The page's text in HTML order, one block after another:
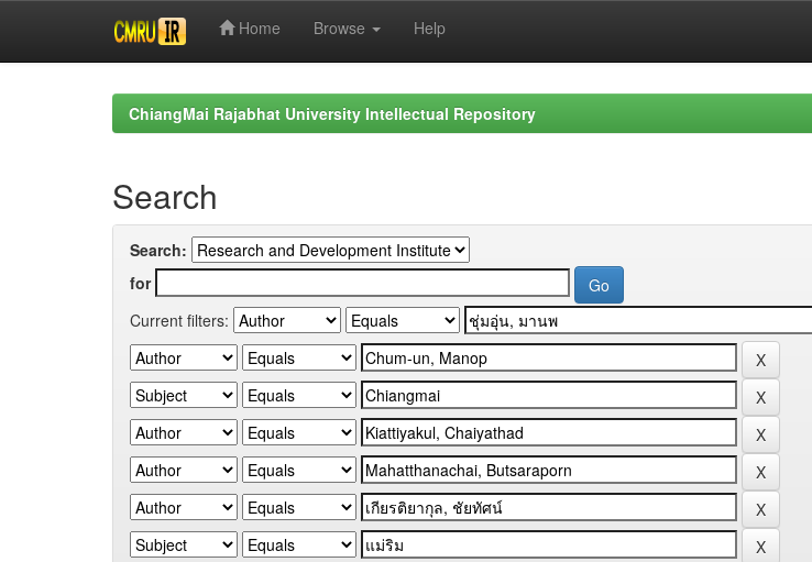
Home Browse Help
ChiangMai Rajabhat University Intellectual Repository
Search
Search:
for
Current filters: